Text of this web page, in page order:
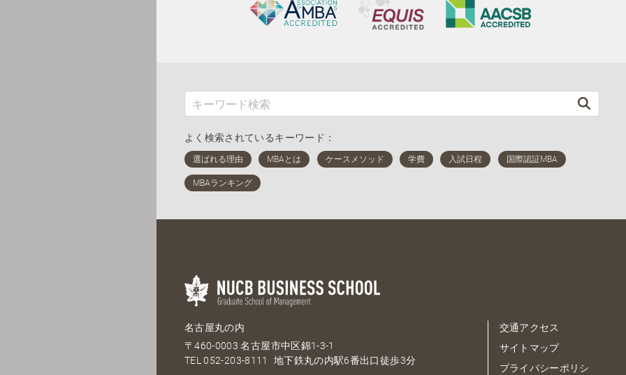
よく検索されているキーワード：
名古屋丸の内
〒460-0003 名古屋市中区錦1-3-1
TEL052-203-8111 地下鉄丸の内駅6番出口徒歩3分
交通アクセス
サイトマップ
プライバシーポリシ